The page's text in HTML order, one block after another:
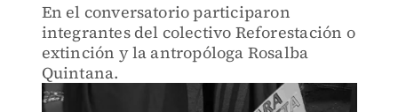
En el conversatorio participaron
integrantes del colectivo Reforestación o
extinción y la antropóloga Rosalba
Quintana.